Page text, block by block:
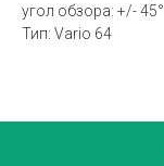
угол обзора: +/- 45°
Тип: Vario 64